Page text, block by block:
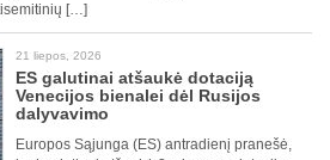
[…]
21 liepos, 2026
ES galutinai atšaukė dotaciją
Venecijos bienalei dėl Rusijos
dalyvavimo
Europos Sąjunga (ES) antradienį pranešė,